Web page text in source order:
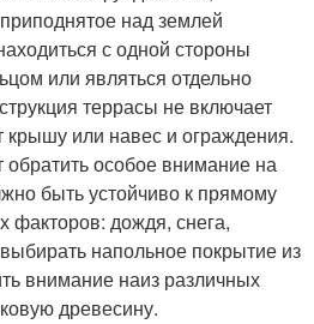
над землей
с одной стороны
или являться отдельно
террасы не включает
крышу или навес и ограждения.
обратить особое внимание на
быть устойчиво к прямому
факторов: дождя, снега,
напольное покрытие из
внимание наиз различных
древесину.